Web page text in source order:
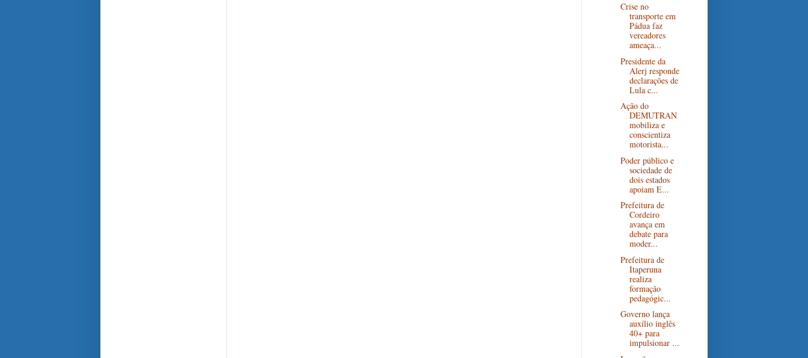
Crise no
transporte em
Pádua faz
vereadores
ameaça...
Presidente da
Alerj responde
declarações de
Lula c...
Ação do
DEMUTRAN
mobiliza e
conscientiza
motorista...
Poder público e
sociedade de
dois estados
apoiam E...
Prefeitura de
Cordeiro
avança em
debate para
moder...
Prefeitura de
Itaperuna
realiza
formação
pedagógic...
Governo lança
auxílio inglês
40+ para
impulsionar ...